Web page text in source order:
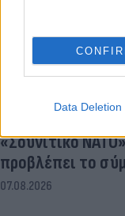
Data Deletion
«Σουνιτικό
προβλέπει το
07.08.2026